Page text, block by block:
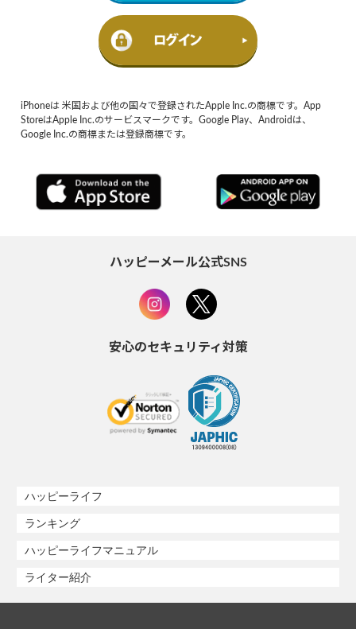
iPhoneは 米国および他の国々で登録されたApple Inc.の商標です。App
StoreはApple Inc.のサービスマークです。Google Play、Androidは、
Google Inc.の商標または登録商標です。
ハッピーメール公式SNS
安心のセキュリティ対策
ハッピーライフ
ランキング
ハッピーライフマニュアル
ライター紹介